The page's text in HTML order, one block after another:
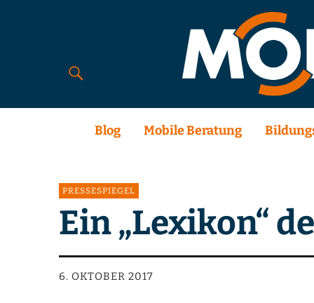
Blog Mobile Beratung
PRESSESPIEGEL
Ein „Lexikon“
6. OKTOBER 2017